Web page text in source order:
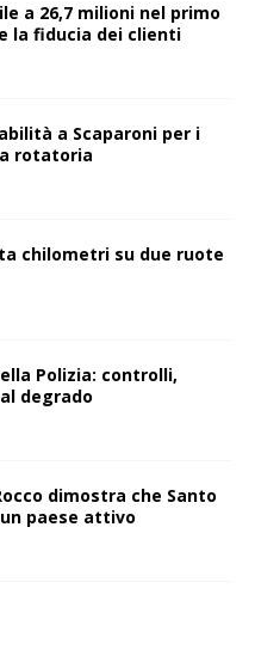
a 26,7 milioni nel primo
la fiducia dei clienti
a Scaparoni per i
rotatoria
chilometri su due ruote
Polizia: controlli,
degrado
dimostra che Santo
paese attivo